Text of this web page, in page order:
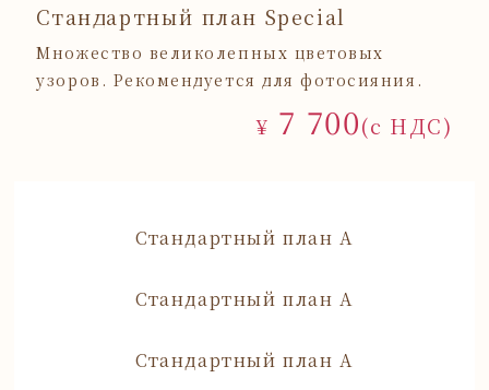
Стандартный план А
Стандартный план А
Стандартный план А
Стандартный план Special
Множество великолепных цветовых
узоров. Рекомендуется для фотосияния.
¥ 7 700(с НДС)